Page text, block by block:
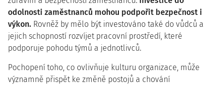
odolnosti zaměstnanců mohou podpořit bezpečnost i
výkon. Rovněž by mělo být investováno také do vůdců a
jejich schopností rozvíjet pracovní prostředí, které
podporuje pohodu týmů a jednotlivců.
Pochopení toho, co ovlivňuje kulturu organizace, může
významně přispět ke změně postojů a chování